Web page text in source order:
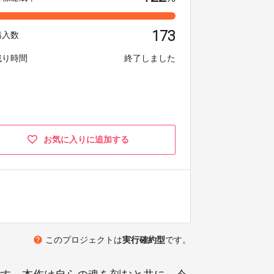
入数 173
り時間 終了しました
お気に入りに追加する
help このプロジェクトは実行確約型です。